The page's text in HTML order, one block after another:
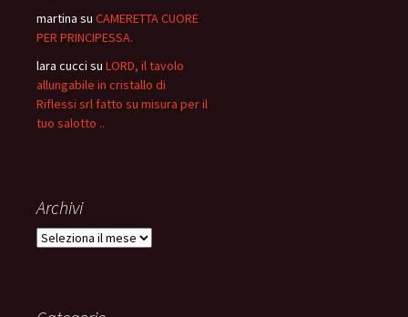
martina su CAMERETTA CUORE
PER PRINCIPESSA.
lara cucci su LORD, il tavolo
allungabile in cristallo di
Riflessi srl fatto su misura per il
tuo salotto ..
Archivi
Archivi